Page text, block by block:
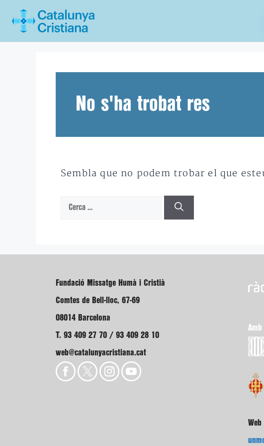
No s'ha trobat res
Sembla que no podem trobar el que
Cerca:
Fundació Missatge Humà i Cristià
Comtes de Bell-lloc, 67-69
08014 Barcelona
T. 93 409 27 70 / 93 409 28 10
web@catalunyacristiana.cat